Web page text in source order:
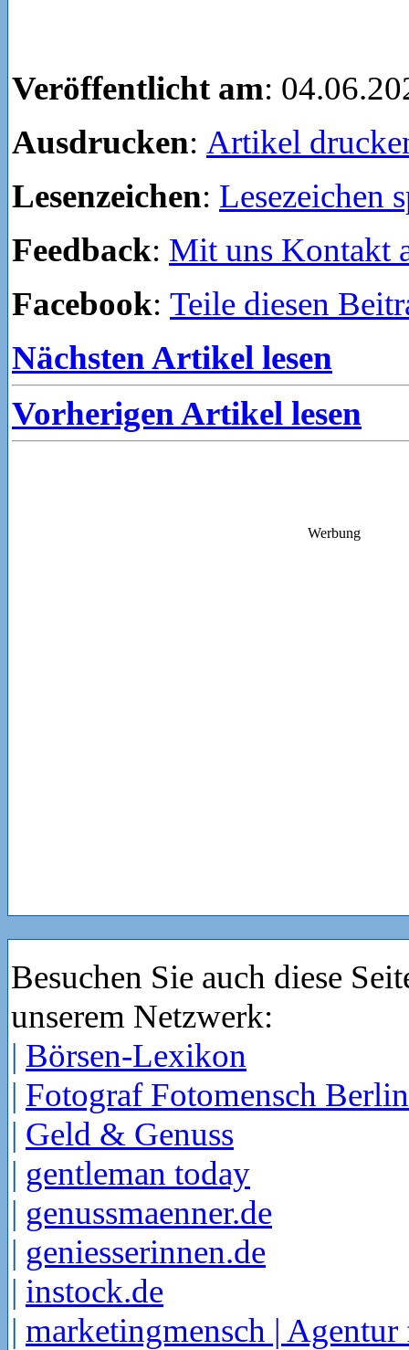
Veröffentlicht am:
Ausdrucken: Artikel
Lesenzeichen: Lesezeichen
Feedback: Mit uns Kontakt
Facebook: Teile diesen
Nächsten Artikel lesen
Vorherigen Artikel lesen
Werbung
Besuchen Sie auch diese
unserem Netzwerk:
| Börsen-Lexikon
| Fotograf Fotomensch Berlin
| Geld & Genuss
| gentleman today
| genussmaenner.de
| geniesserinnen.de
| instock.de
| marketingmensch | Agentur